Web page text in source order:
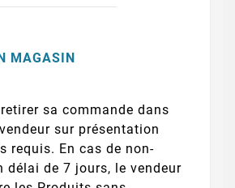
MAGASIN
sa commande dans
sur présentation
requis. En cas de non-
délai de 7 jours, le vendeur